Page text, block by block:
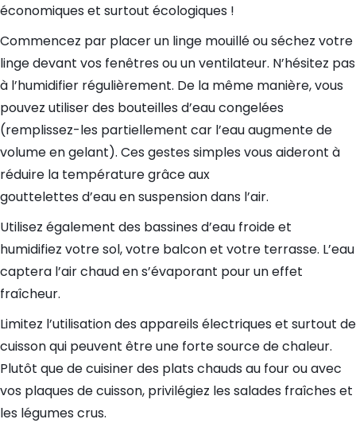
économiques et surtout écologiques !
Commencez par placer un linge mouillé ou séchez votre
linge devant vos fenêtres ou un ventilateur. N’hésitez pas
à l’humidifier régulièrement. De la même manière, vous
pouvez utiliser des bouteilles d’eau congelées
(remplissez-les partiellement car l’eau augmente de
volume en gelant). Ces gestes simples vous aideront à
réduire la température grâce aux
gouttelettes d’eau en suspension dans l’air.
Utilisez également des bassines d’eau froide et
humidifiez votre sol, votre balcon et votre terrasse. L’eau
captera l’air chaud en s’évaporant pour un effet
fraîcheur.
Limitez l’utilisation des appareils électriques et surtout de
cuisson qui peuvent être une forte source de chaleur.
Plutôt que de cuisiner des plats chauds au four ou avec
vos plaques de cuisson, privilégiez les salades fraîches et
les légumes crus.